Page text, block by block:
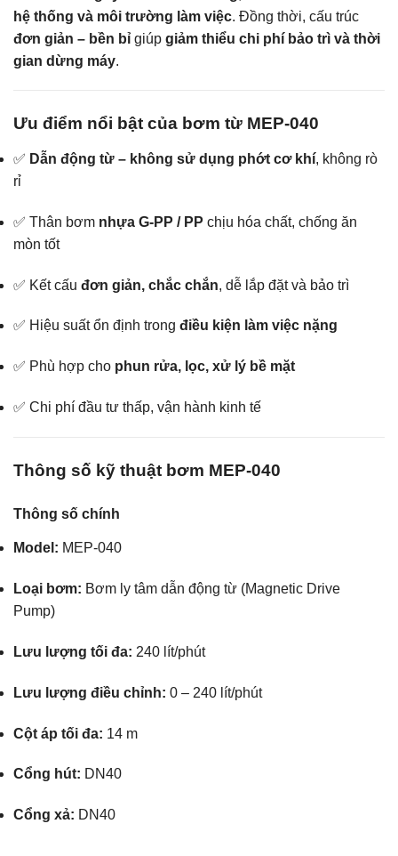
hệ thống và môi trường làm việc. Đồng thời, cấu trúc
đơn giản – bền bỉ giúp giảm thiểu chi phí bảo trì và thời
gian dừng máy.
Ưu điểm nổi bật của bơm từ MEP-040
✅ Dẫn động từ – không sử dụng phớt cơ khí, không rò
rỉ
✅ Thân bơm nhựa G-PP / PP chịu hóa chất, chống ăn
mòn tốt
✅ Kết cấu đơn giản, chắc chắn, dễ lắp đặt và bảo trì
✅ Hiệu suất ổn định trong điều kiện làm việc nặng
✅ Phù hợp cho phun rửa, lọc, xử lý bề mặt
✅ Chi phí đầu tư thấp, vận hành kinh tế
Thông số kỹ thuật bơm MEP-040
Thông số chính
Model: MEP-040
Loại bơm: Bơm ly tâm dẫn động từ (Magnetic Drive
Pump)
Lưu lượng tối đa: 240 lít/phút
Lưu lượng điều chỉnh: 0 – 240 lít/phút
Cột áp tối đa: 14 m
Cổng hút: DN40
Cổng xả: DN40